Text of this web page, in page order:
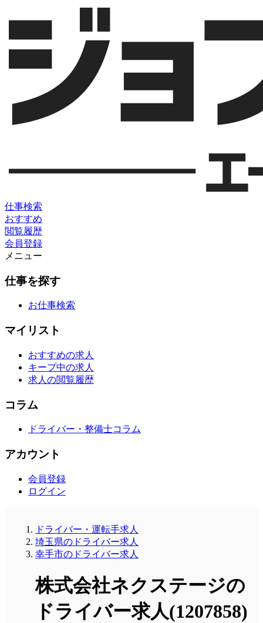
仕事検索
おすすめ
閲覧履歴
会員登録
メニュー
仕事を探す
お仕事検索
マイリスト
おすすめの求人
キープ中の求人
求人の閲覧履歴
コラム
ドライバー・整備士コラム
アカウント
会員登録
ログイン
ドライバー・運転手求人
埼玉県のドライバー求人
幸手市のドライバー求人
株式会社ネクステージの
ドライバー求人(1207858)